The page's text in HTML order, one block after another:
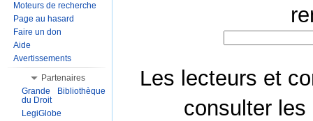
Les lecteurs et
consulter les
Moteurs de recherche
Page au hasard
Faire un don
Aide
Avertissements
Partenaires
Grande Bibliothèque
du Droit
LegiGlobe